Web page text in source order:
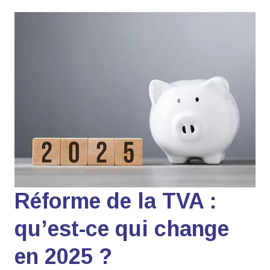
Réforme de la TVA :
qu’est-ce qui change
en 2025 ?